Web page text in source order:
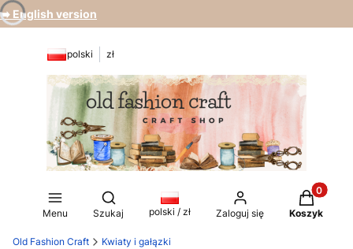
➡️ English version
polski zł
Menu
Otwórz wyszukiwarkę
Szukaj polski / zł Zaloguj się
Produkty
Koszyk
Old Fashion Craft Kwiaty i gałązki